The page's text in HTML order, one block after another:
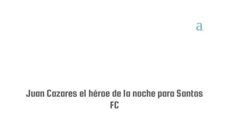
Juan Cazares el héroe de la noche para Santos
FC